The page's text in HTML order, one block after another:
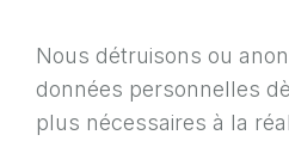
Nous détruisons ou
données personnelles
plus nécessaires à la